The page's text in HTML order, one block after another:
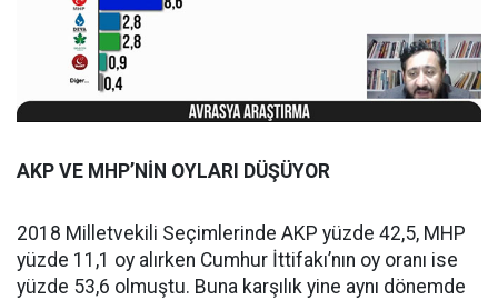
AKP VE MHP’NİN OYLARI DÜŞÜYOR
2018 Milletvekili Seçimlerinde AKP yüzde 42,5, MHP
yüzde 11,1 oy alırken Cumhur İttifakı’nın oy oranı ise
yüzde 53,6 olmuştu. Buna karşılık yine aynı dönemde